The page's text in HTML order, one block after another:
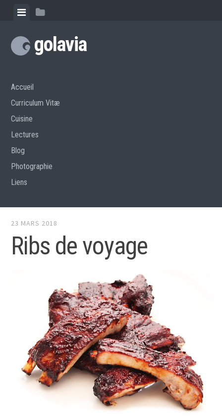
content
ViewView
golavia
Accueil
Curriculum Vitæ
Cuisine
Lectures
Blog
Photographie
Liens
23 MARS 2018
Ribs de voyage